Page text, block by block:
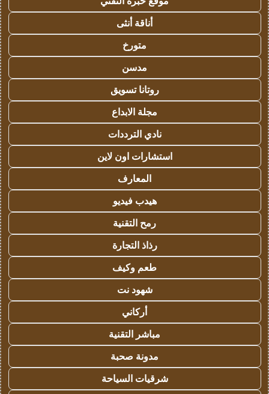
أناقة أنثى
متورخ
مدسن
روتانا تسويق
مجلة الابداع
نادي الترددات
استشارات اون لاين
المعارف
هيدب فيديو
رمح التقنية
رذاذ التجارة
طعم وكيف
شهود نت
أركاني
مباشر التقنية
مدونة صحبة
شرقيات السياحة